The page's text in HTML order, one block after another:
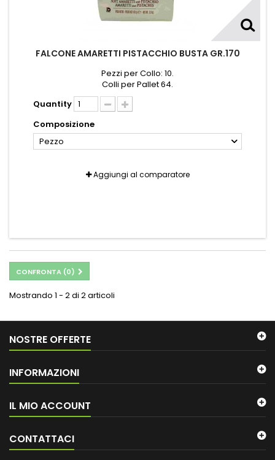
FALCONE AMARETTI PISTACCHIO BUSTA GR.170
Pezzi per Collo: 10.
Colli per Pallet 64.
Quantity
Composizione
Pezzo
Aggiungi al comparatore
CONFRONTA (0)
Mostrando 1 - 2 di 2 articoli
NOSTRE OFFERTE
INFORMAZIONI
IL MIO ACCOUNT
CONTATTACI